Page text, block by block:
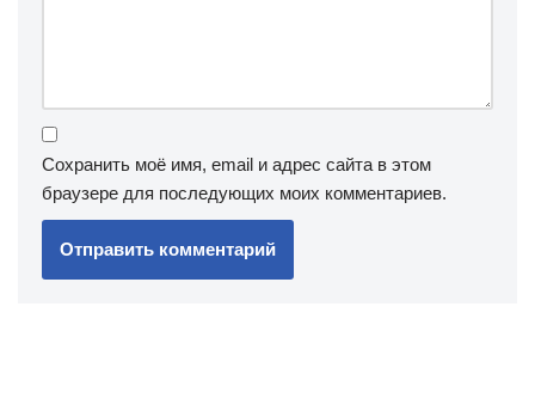
Сохранить моё имя, email и адрес сайта в этом
браузере для последующих моих комментариев.